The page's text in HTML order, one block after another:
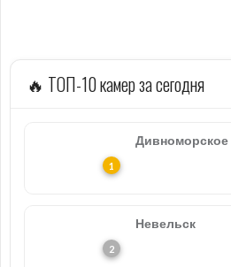
🔥 ТОП-10 камер за сегодня
Дивноморское
Невельск